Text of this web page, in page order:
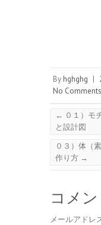
By hghghg |
No Comments
← ０１）モ
と設計図
０３）体（
作り方 →
コメ
メールアドレ